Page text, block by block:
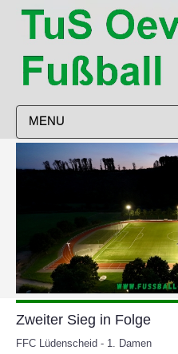
MENU
DAMEN
JUGEND
TRAINING
Zweiter Sieg in Folge
FFC Lüdenscheid - 1. Damen